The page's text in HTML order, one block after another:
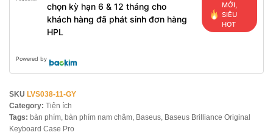
chọn kỳ hạn 6 & 12 tháng cho
khách hàng đã phát sinh đơn hàng
HPL
MỚI,
SIÊU
HOT
Powered by
SKU LVS038-11-GY
Category: Tiện ích
Tags: bàn phím, bàn phím nam châm, Baseus, Baseus Brilliance Original
Keyboard Case Pro